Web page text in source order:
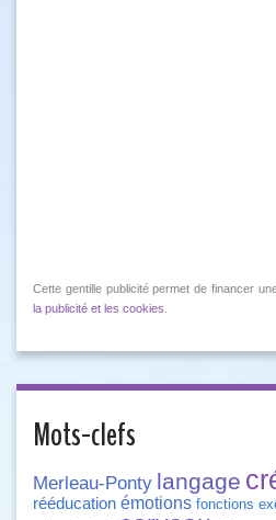
Cette gentille publicité permet de financer
la publicité et les cookies
Mots-clefs
Merleau-Ponty langage
rééducation émotions fonctions